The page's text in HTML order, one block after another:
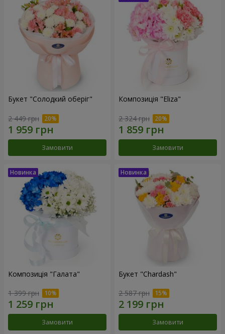
Букет "Солодкий оберіг"
2 449 грн
Замовити
Композиція "Eliza"
2 324 грн
Замовити
Композиція "Галата"
1 399 грн
Замовити
Букет "Chardash"
2 587 грн
Замовити